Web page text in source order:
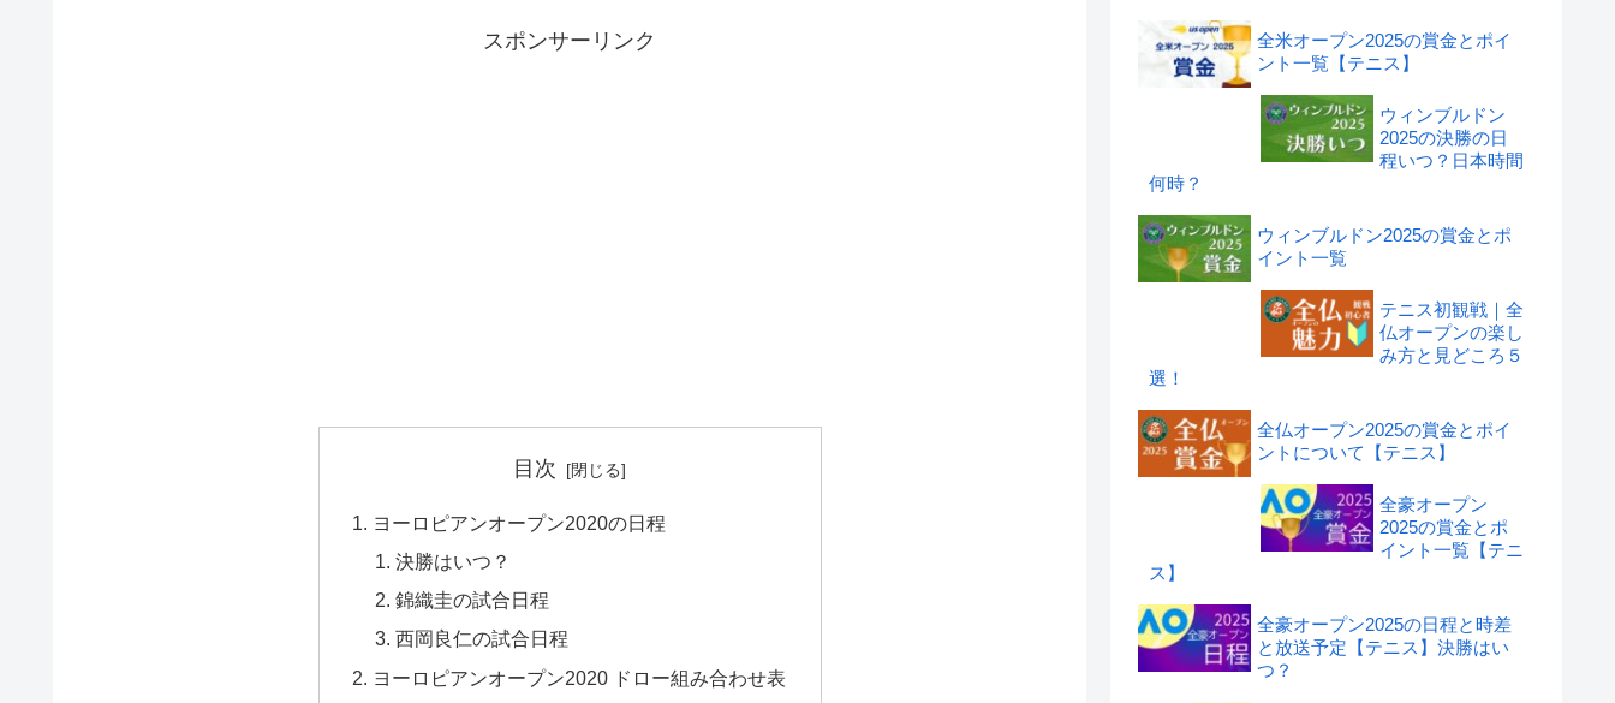
スポンサーリンク
目次
ヨーロピアンオープン2020の日程
決勝はいつ？
錦織圭の試合日程
西岡良仁の試合日程
ヨーロピアンオープン2020 ドロー組み合わせ表
全米オープン2025の賞金とポイ
ント一覧【テニス】
ウィンブルドン
2025の決勝の日
程いつ？日本時間
何時？
ウィンブルドン2025の賞金とポ
イント一覧
テニス初観戦｜全
仏オープンの楽し
み方と見どころ５
選！
全仏オープン2025の賞金とポイ
ントについて【テニス】
全豪オープン
2025の賞金とポ
イント一覧【テニ
ス】
全豪オープン2025の日程と時差
と放送予定【テニス】決勝はい
つ？